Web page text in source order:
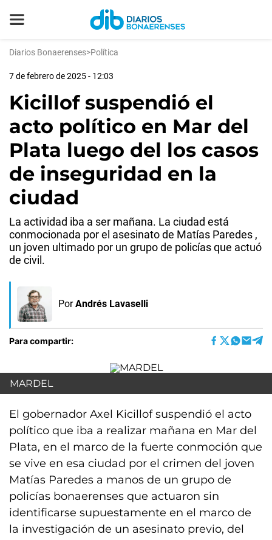
Diarios Bonaerenses>Política
7 de febrero de 2025 - 12:03
Kicillof suspendió el
acto político en Mar del
Plata luego del los casos
de inseguridad en la
ciudad
La actividad iba a ser mañana. La ciudad está
conmocionada por el asesinato de Matías Paredes ,
un joven ultimado por un grupo de policías que actuó
de civil.
Por Andrés Lavaselli
Para compartir:
MARDEL
El gobernador Axel Kicillof suspendió el acto
político que iba a realizar mañana en Mar del
Plata, en el marco de la fuerte conmoción que
se vive en esa ciudad por el crimen del joven
Matías Paredes a manos de un grupo de
policías bonaerenses que actuaron sin
identificarse supuestamente en el marco de
la investigación de un asesinato previo, del